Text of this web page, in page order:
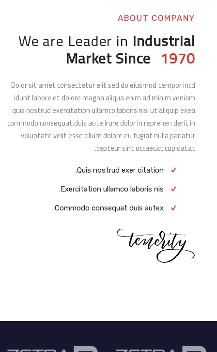
ABOUT COMPANY
We are Leader in Industrial
Market Since 1970
Dolor sit amet consectetur elit sed do eiusmod tempor incd
idunt labore et dolore magna aliqua enim ad minim veniam
quis nostrud exercitation ullamco laboris nisi ut aliquip exea
commodo consequat.duis aute irure dolor in reprehen derit in
voluptate velit esse cillum dolore eu fugiat nulla pariatur
cepteur sint occaecat cupidatat.
Quis nostrud exer citation.
Exercitation ullamco laboris nis.
Commodo consequat duis autex.